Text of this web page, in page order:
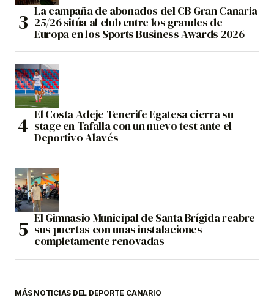
La campaña de abonados del CB Gran Canaria
25/26 sitúa al club entre los grandes de
Europa en los Sports Business Awards 2026
El Costa Adeje Tenerife Egatesa cierra su
stage en Tafalla con un nuevo test ante el
Deportivo Alavés
El Gimnasio Municipal de Santa Brígida reabre
sus puertas con unas instalaciones
completamente renovadas
MÁS NOTICIAS DEL DEPORTE CANARIO